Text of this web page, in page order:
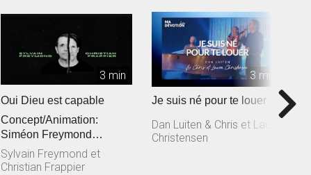
3 min
Oui Dieu est capable
Concept/Animation:
Siméon Freymond
Composition: Sylvain
Freymond en collaborat...
Sylvain Freymond et
Christian Frappier
3 min
Je suis né pour te louer
Dan Luiten & Chris et Laura
Christensen